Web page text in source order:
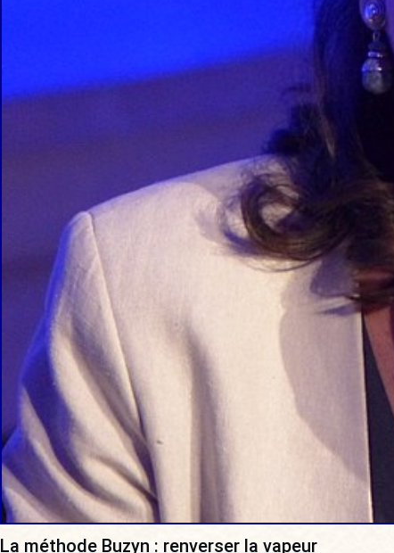
La méthode Buzyn : renverser la vapeur